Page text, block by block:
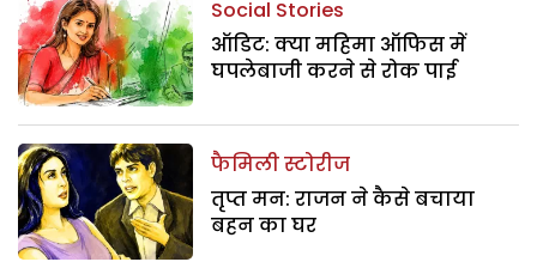
Social Stories
ऑडिट: क्या महिमा ऑफिस में
घपलेबाजी करने से रोक पाई
फैमिली स्टोरीज
तृप्त मन: राजन ने कैसे बचाया
बहन का घर